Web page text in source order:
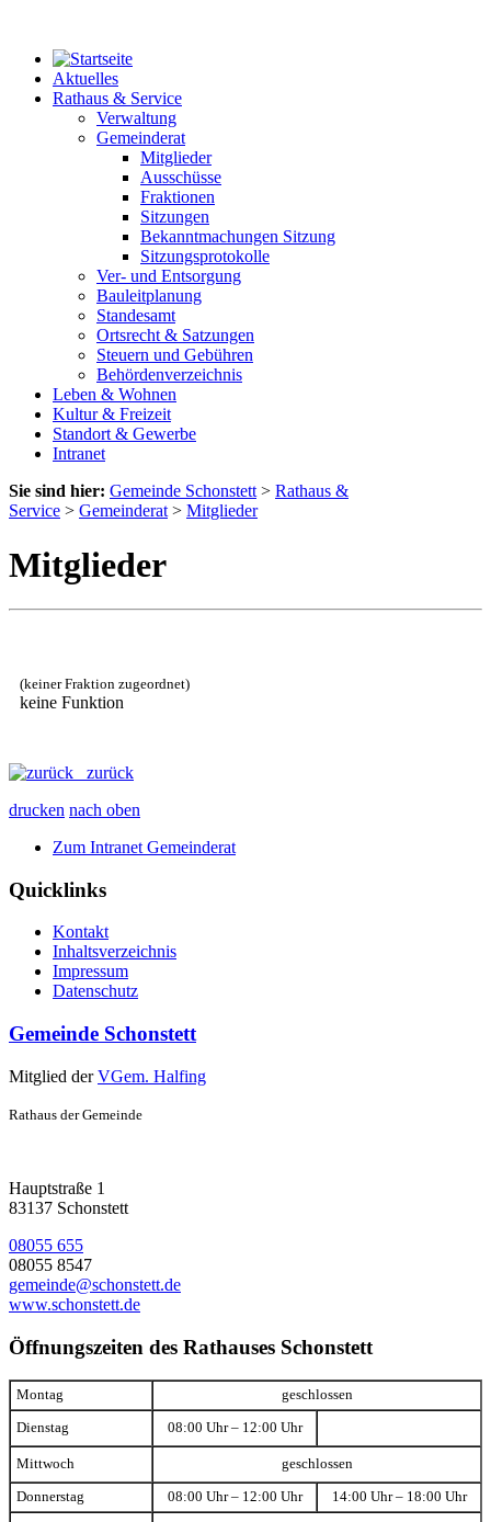
Aktuelles
Rathaus & Service
Verwaltung
Gemeinderat
Mitglieder
Ausschüsse
Fraktionen
Sitzungen
Bekanntmachungen Sitzung
Sitzungsprotokolle
Ver- und Entsorgung
Bauleitplanung
Standesamt
Ortsrecht & Satzungen
Steuern und Gebühren
Behördenverzeichnis
Leben & Wohnen
Kultur & Freizeit
Standort & Gewerbe
Intranet
Sie sind hier: Gemeinde Schonstett > Rathaus &
Service > Gemeinderat > Mitglieder
Mitglieder
(keiner Fraktion zugeordnet)
keine Funktion
zurück
drucken nach oben
Zum Intranet Gemeinderat
Quicklinks
Kontakt
Inhaltsverzeichnis
Impressum
Datenschutz
Gemeinde Schonstett
Mitglied derVGem. Halfing
Rathaus der Gemeinde
Hauptstraße 1
83137 Schonstett
08055 655
08055 8547
gemeinde@schonstett.de
www.schonstett.de
Öffnungszeiten des Rathauses Schonstett
Montag geschlossen
Dienstag 08:00 Uhr – 12:00 Uhr
Mittwoch geschlossen
Donnerstag 08:00 Uhr – 12:00 Uhr 14:00 Uhr – 18:00 Uhr